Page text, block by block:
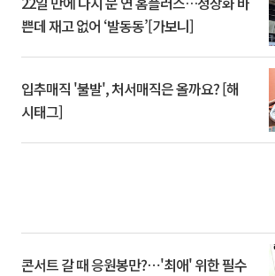
쁜데 재고 없어 ‘발동동’[가보니]
입추매직 '불발', 처서매직은 올까요? [해
시태그]
콘서트 갈 때 응원봉만?⋯'최애' 위한 필수